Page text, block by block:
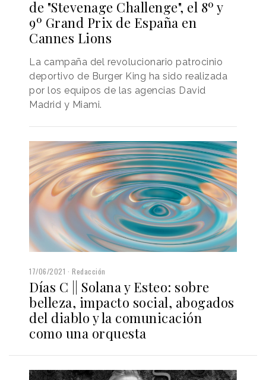
de "Stevenage Challenge", el 8º y
9º Grand Prix de España en
Cannes Lions
La campaña del revolucionario patrocinio
deportivo de Burger King ha sido realizada
por los equipos de las agencias David
Madrid y Miami.
17/06/2021 Redacción
Días C || Solana y Esteo: sobre
belleza, impacto social, abogados
del diablo y la comunicación
como una orquesta